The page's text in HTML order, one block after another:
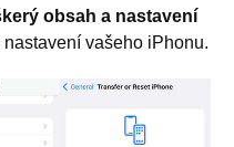
obsah a nastavení
vašeho iPhonu.